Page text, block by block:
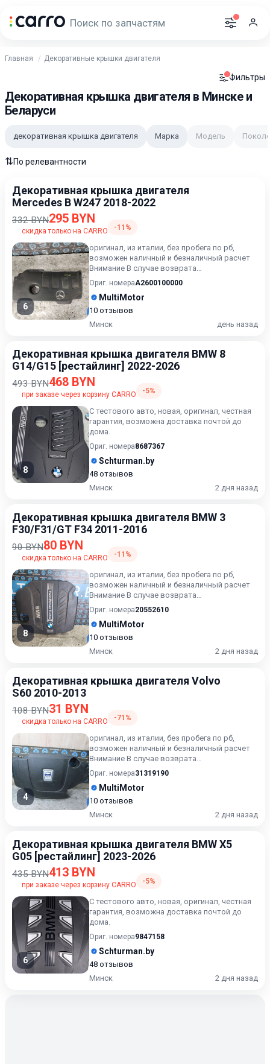
Главная Декоративные крышки двигателя
Фильтры
Декоративная крышка двигателя в Минске и
Беларуси
декоративная крышка двигателя Марка Модель
⇅По релевантности
Декоративная крышка двигателя
Mercedes B W247 2018-2022
332 BYN295 BYN
скидка только на CARRO -11%
6
оригинал, из италии, без пробега по рб,
возможен наличный и безналичный расчет
Внимание В случае возврата
приобретённого товара, затраты кли...
Ориг. номераA2600100000
MultiMotor
10 отзывов
Минск
день назад
Декоративная крышка двигателя BMW 8
G14/G15 [рестайлинг] 2022-2026
493 BYN468 BYN
при заказе через корзину CARRO -5%
8
С тестового авто, новая, оригинал, честная
гарантия, возможна доставка почтой до
дома.
Ориг. номера8687367
Schturman.by
48 отзывов
Минск
2 дня назад
Декоративная крышка двигателя BMW 3
F30/F31/GT F34 2011-2016
90 BYN80 BYN
скидка только на CARRO -11%
8
оригинал, из италии, без пробега по рб,
возможен наличный и безналичный расчет
Внимание В случае возврата
приобретённого товара, затраты кли...
Ориг. номера20552610
MultiMotor
10 отзывов
Минск
2 дня назад
Декоративная крышка двигателя Volvo
S60 2010-2013
108 BYN31 BYN
скидка только на CARRO -71%
4
оригинал, из италии, без пробега по рб,
возможен наличный и безналичный расчет
Внимание В случае возврата
приобретённого товара, затраты кли...
Ориг. номера31319190
MultiMotor
10 отзывов
Минск
2 дня назад
Декоративная крышка двигателя BMW X5
G05 [рестайлинг] 2023-2026
435 BYN413 BYN
при заказе через корзину CARRO -5%
6
С тестового авто, новая, оригинал, честная
гарантия, возможна доставка почтой до
дома.
Ориг. номера9847158
Schturman.by
48 отзывов
Минск
2 дня назад